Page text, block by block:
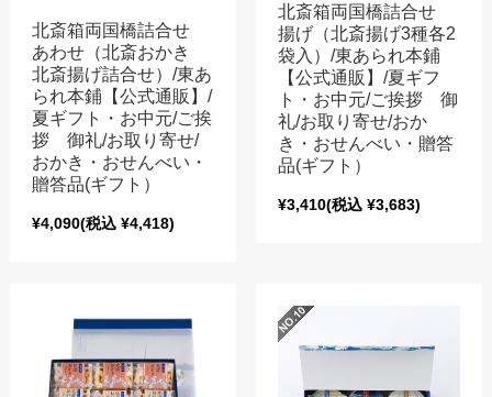
北斎箱両国橋詰合せ
あわせ（北斎おかき
北斎揚げ詰合せ）/東あ
られ本鋪【公式通販】/
夏ギフト・お中元/ご挨
拶 御礼/お取り寄せ/
おかき・おせんべい・
贈答品(ギフト）
¥4,090(税込 ¥4,418)
北斎箱両国橋詰合せ
揚げ（北斎揚げ3種各2
袋入）/東あられ本鋪
【公式通販】/夏ギフ
ト・お中元/ご挨拶 御
礼/お取り寄せ/おか
き・おせんべい・贈答
品(ギフト）
¥3,410(税込 ¥3,683)